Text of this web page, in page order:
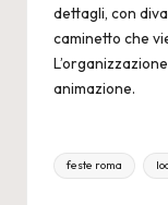
dettagli, con
caminetto che
animazione.
Tags:
feste roma